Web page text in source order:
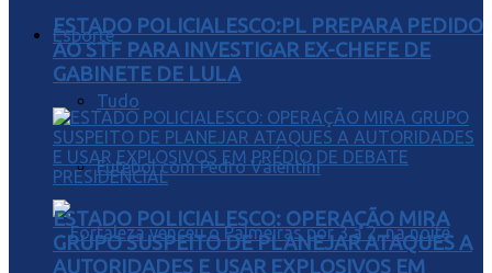
Esporte
Tudo
Futebol com Pedro Valentini
ESTADO POLICIALESCO:PL PREPARA PEDIDO
AO STF PARA INVESTIGAR EX-CHEFE DE
GABINETE DE LULA
ESTADO POLICIALESCO: OPERAÇÃO MIRA
GRUPO SUSPEITO DE PLANEJAR ATAQUES A
AUTORIDADES E USAR EXPLOSIVOS EM